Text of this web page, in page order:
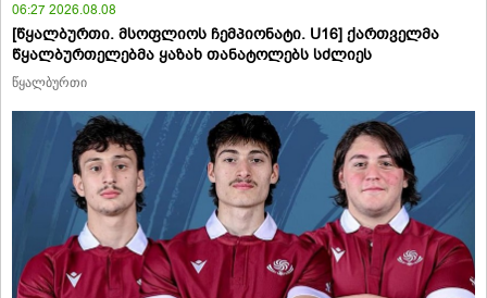
06:27 2026.08.08
[წყალბურთი. მსოფლიოს ჩემპიონატი. U16] ქართველმა
წყალბურთელებმა ყაზახ თანატოლებს სძლიეს
წყალბურთი